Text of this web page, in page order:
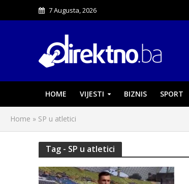
7 Augusta, 2026
HOME VIJESTI BIZNIS SPORT
Home » SP u atletici
Tag - SP u atletici